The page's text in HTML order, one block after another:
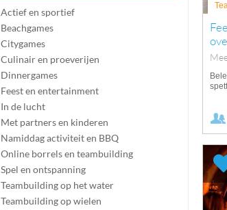
Actief en sportief
Beachgames
Citygames
Culinair en proeverijen
Dinnergames
Feest en entertainment
In de lucht
Met partners en kinderen
Namiddag activiteit en BBQ
Online borrels en teambuilding
Spel en ontspanning
Teambuilding op het water
Teambuilding op wielen